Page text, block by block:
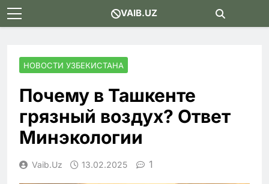
Skip
to
VAIB.UZ
НОВОСТИ УЗБЕКИСТАНА
Почему в Ташкенте
грязный воздух? Ответ
Минэкологии
Vaib.uz 13.02.2025 1